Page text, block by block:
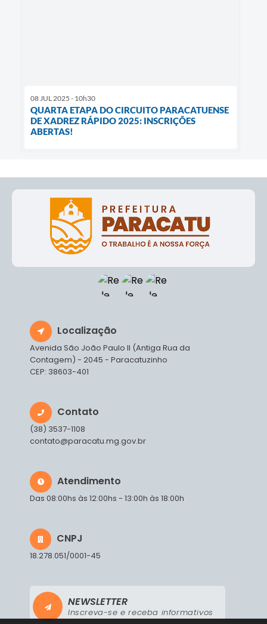
08 JUL 2025 - 10h30
QUARTA ETAPA DO CIRCUITO PARACATUENSE
DE XADREZ RÁPIDO 2025: INSCRIÇÕES
ABERTAS!
Localização
Avenida São João Paulo II (Antiga Rua da
Contagem) - 2045 - Paracatuzinho
CEP: 38603-401
Contato
(38) 3537-1108
contato@paracatu.mg.gov.br
Atendimento
Das 08:00hs às 12:00hs - 13:00h às 18:00h
CNPJ
18.278.051/0001-45
NEWSLETTER
Inscreva-se e receba informativos